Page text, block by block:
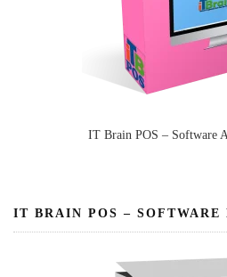
IT Brain POS – Software
IT BRAIN POS – SOFTWARE